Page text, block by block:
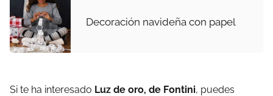
Decoración navideña con papel
Si te ha interesado Luz de oro, de Fontini, puedes